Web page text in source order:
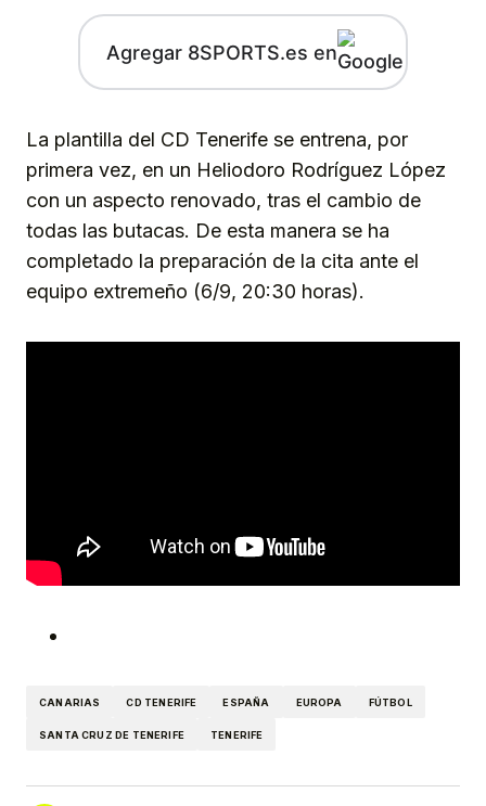
Agregar 8SPORTS.es en
La plantilla del CD Tenerife se entrena, por
primera vez, en un Heliodoro Rodríguez López
con un aspecto renovado, tras el cambio de
todas las butacas. De esta manera se ha
completado la preparación de la cita ante el
equipo extremeño (6/9, 20:30 horas).
CANARIAS CD TENERIFE ESPAÑA EUROPA FÚTBOL
SANTA CRUZ DE TENERIFE TENERIFE